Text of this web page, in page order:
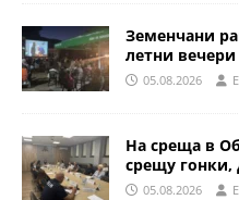
Земенчани
летни вечери
05.08.2026
На среща в
срещу гонки,
05.08.2026